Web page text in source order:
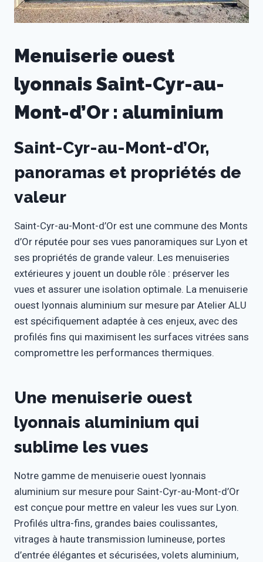
Menuiserie ouest
lyonnais Saint-Cyr-au-
Mont-d’Or : aluminium
Saint-Cyr-au-Mont-d’Or,
panoramas et propriétés de
valeur
Saint-Cyr-au-Mont-d’Or est une commune des Monts
d’Or réputée pour ses vues panoramiques sur Lyon et
ses propriétés de grande valeur. Les menuiseries
extérieures y jouent un double rôle : préserver les
vues et assurer une isolation optimale. La menuiserie
ouest lyonnais aluminium sur mesure par Atelier ALU
est spécifiquement adaptée à ces enjeux, avec des
profilés fins qui maximisent les surfaces vitrées sans
compromettre les performances thermiques.
Une menuiserie ouest
lyonnais aluminium qui
sublime les vues
Notre gamme de menuiserie ouest lyonnais
aluminium sur mesure pour Saint-Cyr-au-Mont-d’Or
est conçue pour mettre en valeur les vues sur Lyon.
Profilés ultra-fins, grandes baies coulissantes,
vitrages à haute transmission lumineuse, portes
d’entrée élégantes et sécurisées, volets aluminium,